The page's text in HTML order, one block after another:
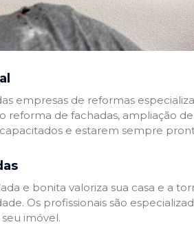
empresas de reformas
reforma de fachadas, ampliação
e estarem sempre
e bonita valoriza sua casa e a
Os profissionais são
imóvel.